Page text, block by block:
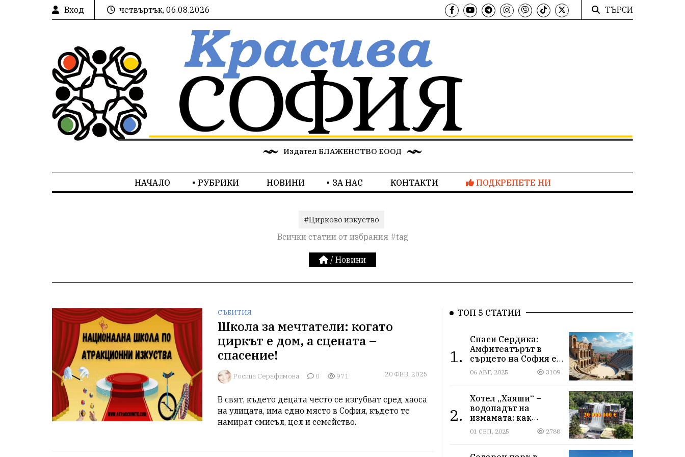
Вход четвъртък, 06.08.2026 ТЪРСИ
Издател БЛАЖЕНСТВО ЕООД
НАЧАЛО РУБРИКИ НОВИНИ ЗА НАС КОНТАКТИ ПОДКРЕПЕТЕ НИ
#Цирково изкуство
Всички статии от избрания #tag
/ Новини
СЪБИТИЯ
Школа за мечтатели: когато
циркът е дом, а сцената –
спасение!
Росица Серафимова 0 971 20 ФЕВ, 2025
В свят, където децата често се изгубват сред хаоса
на улицата, има едно място в София, където те
намират смисъл, цел и семейство.
ТОП 5 СТАТИИ
1.
Спаси Сердика:
Амфитеатърът в
сърцето на София е
на ръба да изчезне
06 АВГ, 2025 3109
2.
Хотел „Хаяши“ –
водопадът на
измамата: как
държавна заплата
ражда империя за
01 СЕП, 2025 2788